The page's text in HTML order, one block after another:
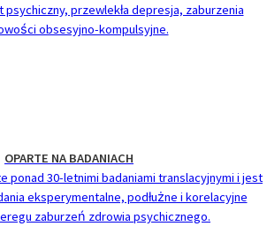
psychiczny, przewlekła depresja, zaburzenia
obsesyjno-kompulsyjne.
OPARTE NA BADANIACH
ponad 30-letnimi badaniami translacyjnymi i jest
eksperymentalne, podłużne i korelacyjne
zaburzeń zdrowia psychicznego.